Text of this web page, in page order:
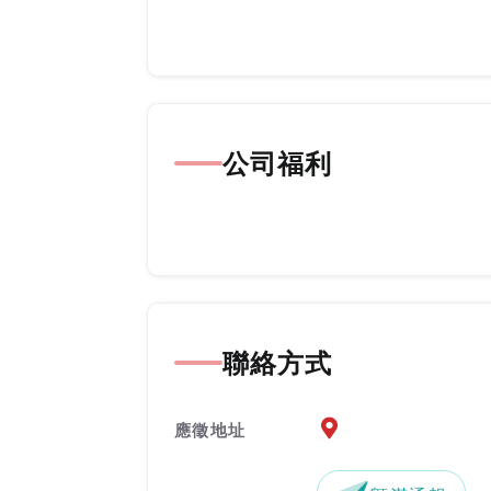
公司福利
聯絡方式
應徵地址 應徵地址地圖『另開新